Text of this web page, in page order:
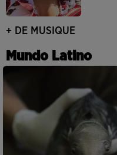
+ DE MUSIQUE
Mundo Latino